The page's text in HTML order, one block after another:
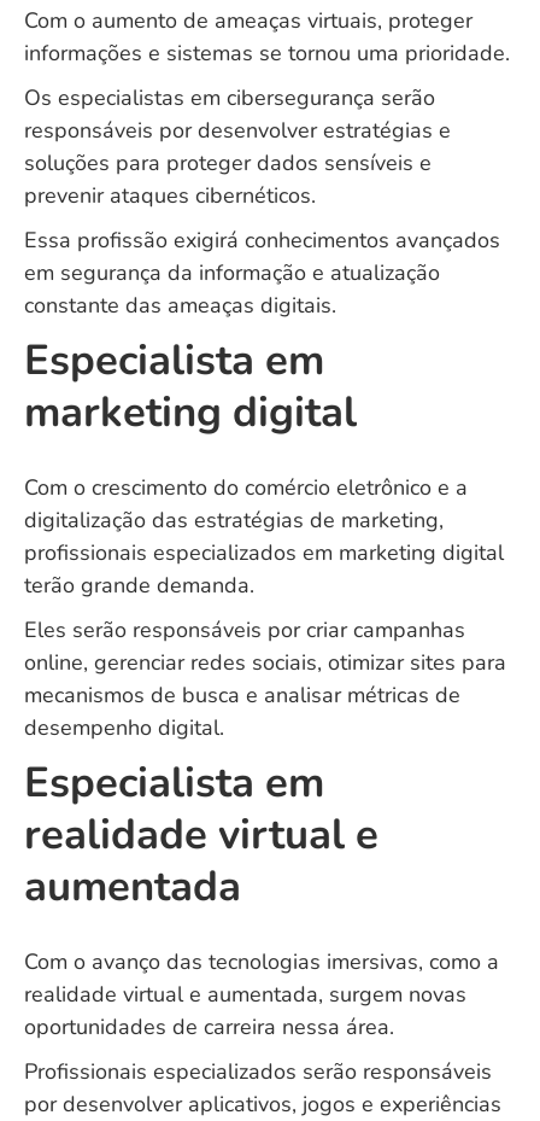
Com o aumento de ameaças virtuais, proteger
informações e sistemas se tornou uma prioridade.
Os especialistas em cibersegurança serão
responsáveis por desenvolver estratégias e
soluções para proteger dados sensíveis e
prevenir ataques cibernéticos.
Essa profissão exigirá conhecimentos avançados
em segurança da informação e atualização
constante das ameaças digitais.
Especialista em
marketing digital
Com o crescimento do comércio eletrônico e a
digitalização das estratégias de marketing,
profissionais especializados em marketing digital
terão grande demanda.
Eles serão responsáveis por criar campanhas
online, gerenciar redes sociais, otimizar sites para
mecanismos de busca e analisar métricas de
desempenho digital.
Especialista em
realidade virtual e
aumentada
Com o avanço das tecnologias imersivas, como a
realidade virtual e aumentada, surgem novas
oportunidades de carreira nessa área.
Profissionais especializados serão responsáveis
por desenvolver aplicativos, jogos e experiências